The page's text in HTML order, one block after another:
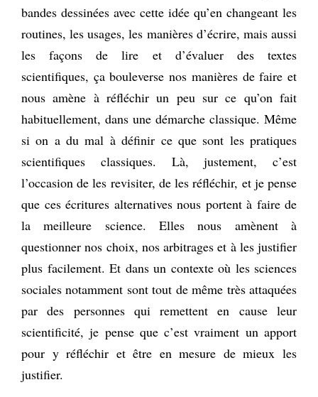
bandes dessinées avec cette idée qu’en changeant les
routines, les usages, les manières d’écrire, mais aussi
les façons de lire et d’évaluer des textes
scientifiques, ça bouleverse nos manières de faire et
nous amène à réfléchir un peu sur ce qu’on fait
habituellement, dans une démarche classique. Même
si on a du mal à définir ce que sont les pratiques
scientifiques classiques. Là, justement, c’est
l’occasion de les revisiter, de les réfléchir, et je pense
que ces écritures alternatives nous portent à faire de
la meilleure science. Elles nous amènent à
questionner nos choix, nos arbitrages et à les justifier
plus facilement. Et dans un contexte où les sciences
sociales notamment sont tout de même très attaquées
par des personnes qui remettent en cause leur
scientificité, je pense que c’est vraiment un apport
pour y réfléchir et être en mesure de mieux les
justifier.